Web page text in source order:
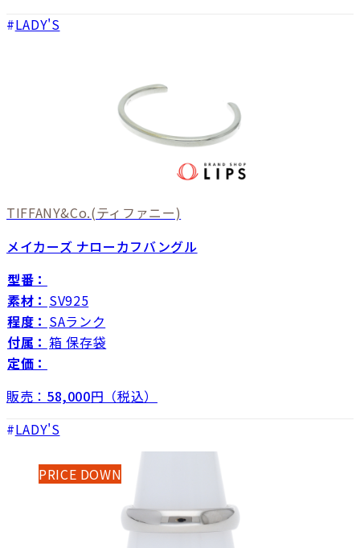
LADY'S
TIFFANY&Co.(ティファニー)
メイカーズ ナローカフバングル
型番：
素材： SV925
程度： SAランク
付属： 箱 保存袋
定価：
販売： 58,000円（税込）
LADY'S
PRICE DOWN